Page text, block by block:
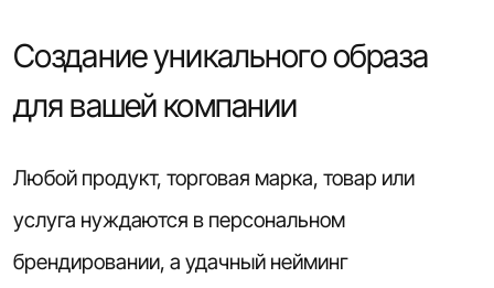
Создание уникального образа
для вашей компании
Любой продукт, торговая марка, товар или
услуга нуждаются в персональном
брендировании, а удачный нейминг